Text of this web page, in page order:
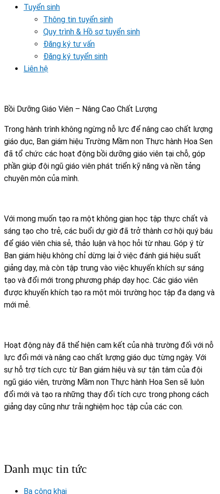
Tuyển sinh
Thông tin tuyển sinh
Quy trình & Hồ sơ tuyển sinh
Đăng ký tư vấn
Đăng ký tuyển sinh
Liên hệ
Bồi Dưỡng Giáo Viên – Nâng Cao Chất Lượng
Trong hành trình không ngừng nỗ lực để nâng cao chất lượng
giáo dục, Ban giám hiệu Trường Mầm non Thực hành Hoa Sen
đã tổ chức các hoạt động bồi dưỡng giáo viên tại chỗ, góp
phần giúp đội ngũ giáo viên phát triển kỹ năng và nền tảng
chuyên môn của mình.
Với mong muốn tạo ra một không gian học tập thực chất và
sáng tạo cho trẻ, các buổi dự giờ đã trở thành cơ hội quý báu
để giáo viên chia sẻ, thảo luận và học hỏi từ nhau. Góp ý từ
Ban giám hiệu không chỉ dừng lại ở việc đánh giá hiệu suất
giảng dạy, mà còn tập trung vào việc khuyến khích sự sáng
tạo và đổi mới trong phương pháp dạy học. Các giáo viên
được khuyến khích tạo ra một môi trường học tập đa dạng và
mới mẻ.
Hoạt động này đã thể hiện cam kết của nhà trường đối với nỗ
lực đổi mới và nâng cao chất lượng giáo dục từng ngày. Với
sự hỗ trợ tích cực từ Ban giám hiệu và sự tận tâm của đội
ngũ giáo viên, trường Mầm non Thực hành Hoa Sen sẽ luôn
đổi mới và tạo ra những thay đổi tích cực trong phong cách
giảng dạy cũng như trải nghiệm học tập của các con.
Danh mục tin tức
Ba công khai